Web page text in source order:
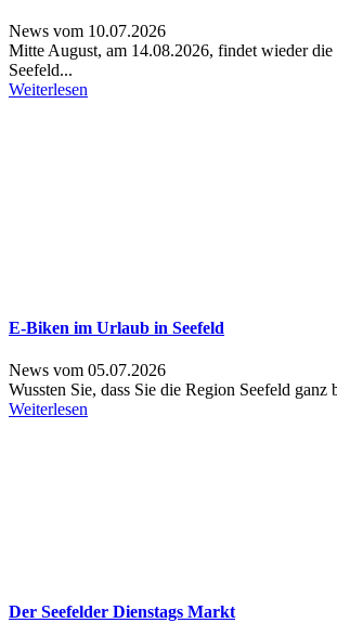
News vom 10.07.2026
Mitte August, am 14.08.2026, findet wieder
Seefeld...
Weiterlesen
E-Biken im Urlaub in Seefeld
News vom 05.07.2026
Wussten Sie, dass Sie die Region Seefeld ganz
Weiterlesen
Der Seefelder Dienstags Markt